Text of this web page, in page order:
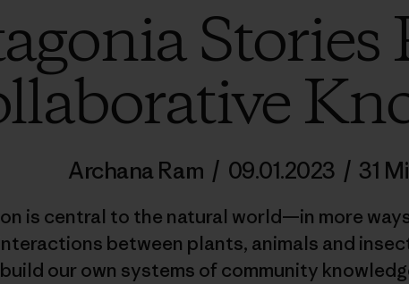
Stories
Archana Ram / 09.01.2023 / 31
is central to the natural world—in more
between plants, animals and
our own systems of community